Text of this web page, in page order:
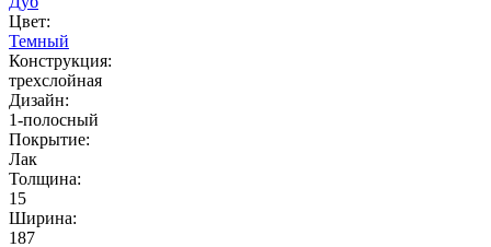
Цвет:
Темный
Конструкция:
трехслойная
Дизайн:
1-полосный
Покрытие:
Лак
Толщина:
15
Ширина:
187